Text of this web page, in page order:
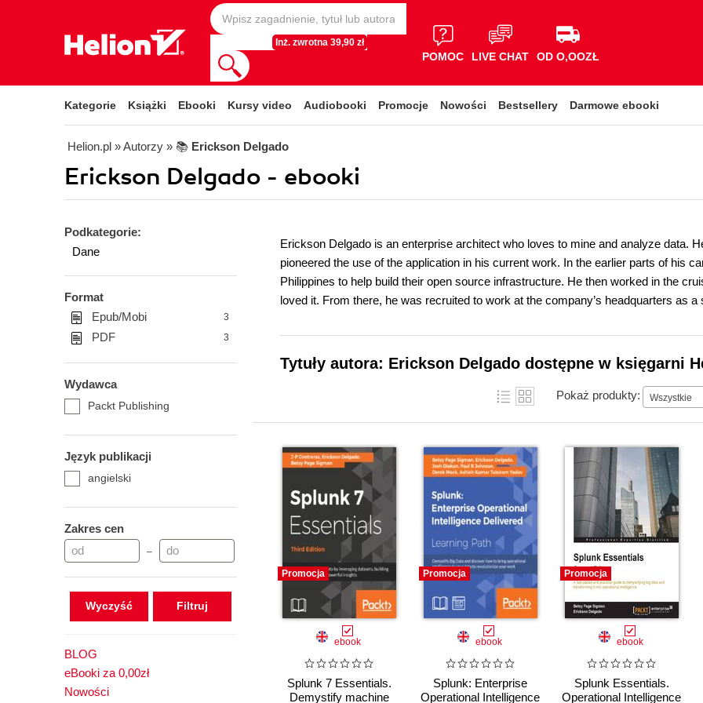
Inż. zwrotna 39,90 zł
POMOC LIVE CHAT OD O,OOZŁ
Kategorie Książki Ebooki Kursy video Audiobooki Promocje Nowości Bestsellery Darmowe ebooki
Helion.pl » Autorzy » 📚 Erickson Delgado
Erickson Delgado - ebooki
Podkategorie:
Dane
Format
Epub/Mobi
3
PDF 3
Wydawca
Packt Publishing
Język publikacji
angielski
Zakres cen
–
Wyczyść
BLOG
eBooki za 0,00zł
Nowości
Erickson Delgado is an enterprise architect who loves to mine and analyze data.
pioneered the use of the application in his current work. In the earlier parts of his
Philippines to help build their open source infrastructure. He then worked in the
loved it. From there, he was recruited to work at the company’s headquarters as a
Tytuły autora: Erickson Delgado dostępne w księgarni
Pokaż produkty: Wszystkie
Promocja
ebook
Splunk 7 Essentials.
Demystify machine
Promocja
ebook
Splunk: Enterprise
Operational Intelligence
Promocja
ebook
Splunk Essentials.
Operational Intelligence